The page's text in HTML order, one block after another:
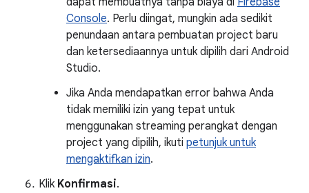
Console. Perlu diingat, mungkin ada sedikit
penundaan antara pembuatan project baru
dan ketersediaannya untuk dipilih dari Android
Studio.
Jika Anda mendapatkan error bahwa Anda
tidak memiliki izin yang tepat untuk
menggunakan streaming perangkat dengan
project yang dipilih, ikuti petunjuk untuk
mengaktifkan izin.
Klik Konfirmasi.